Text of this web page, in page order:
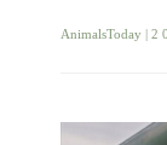
AnimalsToday | 2